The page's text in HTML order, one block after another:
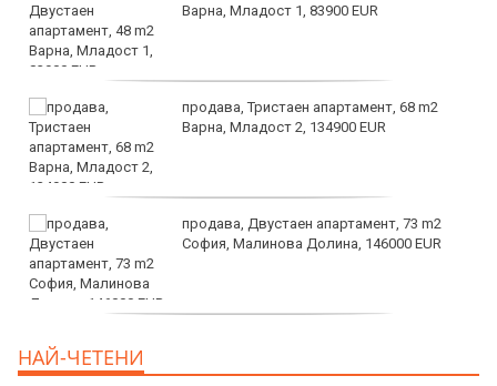
Варна, Младост 1, 83900 EUR
продава, Тристаен апартамент, 68 m2
Варна, Младост 2, 134900 EUR
продава, Двустаен апартамент, 73 m2
София, Малинова Долина, 146000 EUR
НАЙ-ЧЕТЕНИ